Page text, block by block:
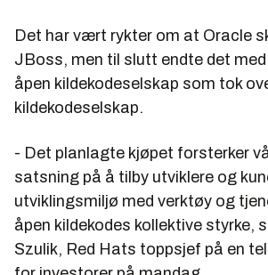
Det har vært rykter om at Oracle
JBoss, men til slutt endte det
åpen kildekodeselskap som tok
kildekodeselskap.
- Det planlagte kjøpet forsterker
satsning på å tilby utviklere og
utviklingsmiljø med verktøy og
åpen kildekodes kollektive styrke,
Szulik, Red Hats toppsjef på en